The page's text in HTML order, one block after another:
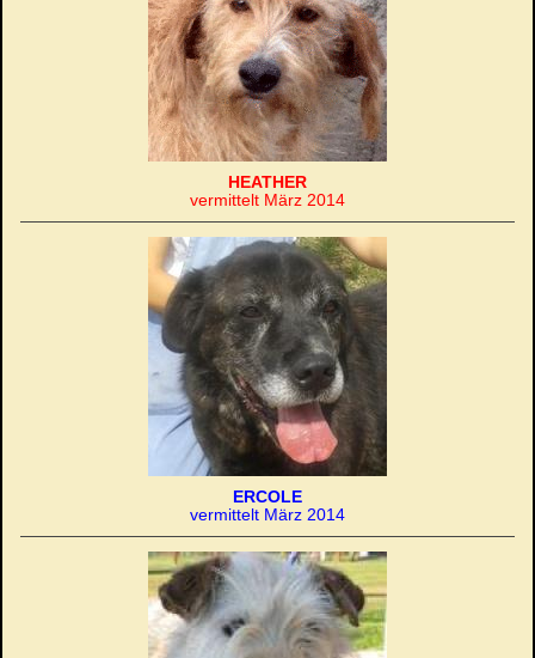
HEATHER
vermittelt März 2014
ERCOLE
vermittelt März 2014